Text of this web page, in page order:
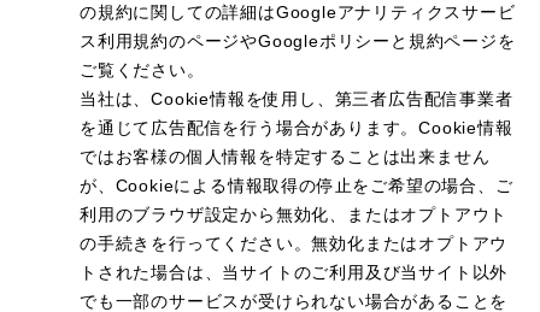
の規約に関しての詳細はGoogleアナリティクスサービ
ス利用規約のページやGoogleポリシーと規約ページを
ご覧ください。
当社は、Cookie情報を使用し、第三者広告配信事業者
を通じて広告配信を行う場合があります。Cookie情報
ではお客様の個人情報を特定することは出来ません
が、Cookieによる情報取得の停止をご希望の場合、ご
利用のブラウザ設定から無効化、またはオプトアウト
の手続きを行ってください。無効化またはオプトアウ
トされた場合は、当サイトのご利用及び当サイト以外
でも一部のサービスが受けられない場合があることを